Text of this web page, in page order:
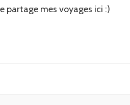
partage mes voyages ici :)